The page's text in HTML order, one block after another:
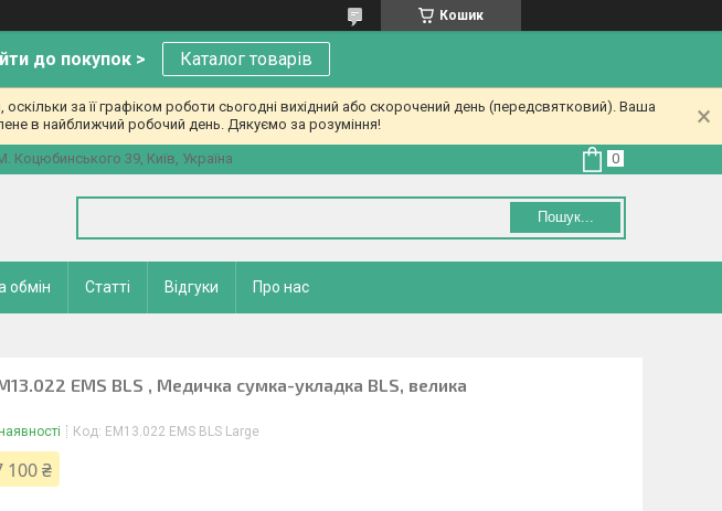
Кошик
до покупок > Каталог товарів
за її графіком роботи сьогодні вихідний або скорочений день (передсвятковий). Ваша
в найближчий робочий день. Дякуємо за розуміння!
Коцюбинського 39, Київ, Україна
Пошук...
обмін Статті Відгуки Про нас
EMS BLS , Медичка сумка-укладка BLS, велика
Код: EM13.022 EMS BLS Large
100 ₴